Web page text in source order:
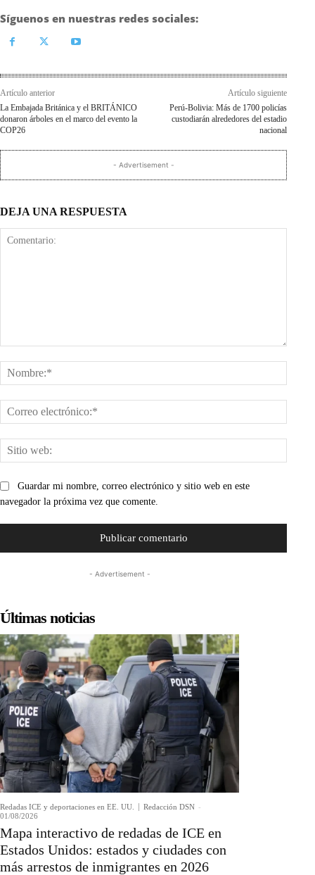
Síguenos en nuestras redes sociales:
Artículo anterior
La Embajada Británica y el BRITÁNICO
donaron árboles en el marco del evento la
COP26
Artículo siguiente
Perú-Bolivia: Más de 1700 policías
custodiarán alrededores del estadio
nacional
- Advertisement -
DEJA UNA RESPUESTA
web:
Guardar mi nombre, correo electrónico y sitio web en este
navegador la próxima vez que comente.
- Advertisement -
Últimas noticias
Redadas ICE y deportaciones en EE. UU. Redacción DSN -
01/08/2026
Mapa interactivo de redadas de ICE en
Estados Unidos: estados y ciudades con
más arrestos de inmigrantes en 2026